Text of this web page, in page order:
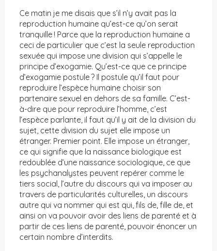
Ce matin je me disais que s’il n’y avait pas la
reproduction humaine qu’est-ce qu’on serait
tranquille ! Parce que la reproduction humaine a
ceci de particulier que c’est la seule reproduction
sexuée qui impose une division qui s’appelle le
principe d’exogamie. Qu’est-ce que ce principe
d’exogamie postule ? Il postule qu’il faut pour
reproduire l’espèce humaine choisir son
partenaire sexuel en dehors de sa famille. C’est-
à-dire que pour reproduire l’homme, c’est
l’espèce parlante, il faut qu’il y ait de la division du
sujet, cette division du sujet elle impose un
étranger. Premier point. Elle impose un étranger,
ce qui signifie que la naissance biologique est
redoublée d’une naissance sociologique, ce que
les psychanalystes peuvent repérer comme le
tiers social, l’autre du discours qui va imposer au
travers de particularités culturelles, un discours
autre qui va nommer qui est qui, fils de, fille de, et
ainsi on va pouvoir avoir des liens de parenté et à
partir de ces liens de parenté, pouvoir énoncer un
certain nombre d’interdits.